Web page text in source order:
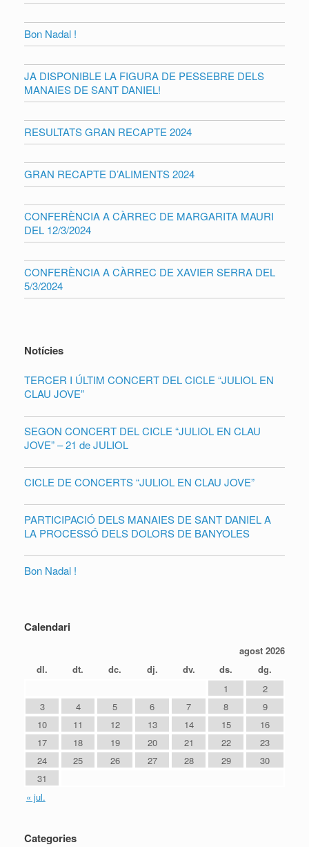
Bon Nadal !
JA DISPONIBLE LA FIGURA DE PESSEBRE DELS
MANAIES DE SANT DANIEL!
RESULTATS GRAN RECAPTE 2024
GRAN RECAPTE D’ALIMENTS 2024
CONFERÈNCIA A CÀRREC DE MARGARITA MAURI
DEL 12/3/2024
CONFERÈNCIA A CÀRREC DE XAVIER SERRA DEL
5/3/2024
Notícies
TERCER I ÚLTIM CONCERT DEL CICLE “JULIOL EN
CLAU JOVE”
SEGON CONCERT DEL CICLE “JULIOL EN CLAU
JOVE” – 21 de JULIOL
CICLE DE CONCERTS “JULIOL EN CLAU JOVE”
PARTICIPACIÓ DELS MANAIES DE SANT DANIEL A
LA PROCESSÓ DELS DOLORS DE BANYOLES
Bon Nadal !
Calendari
agost 2026
dl.
dt. dc. dj. dv. ds. dg.
« jul.
1
2
3
4 5 6 7 8
9
10
11 12 13 14 15
16
17
18 19 20 21 22
23
24
25 26 27 28 29
30
31
Categories